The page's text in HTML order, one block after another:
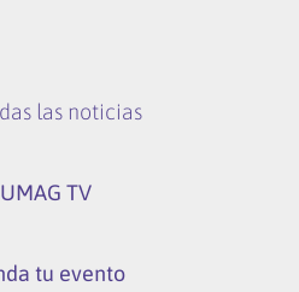
las noticias
UMAG TV
tu evento